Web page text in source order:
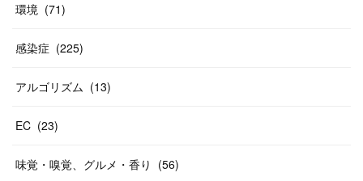
環境 (71)
感染症 (225)
アルゴリズム (13)
EC (23)
味覚・嗅覚、グルメ・香り (56)